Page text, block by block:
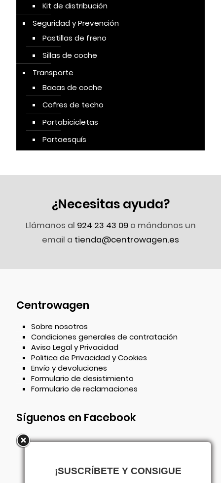
Kit de distribución
Seguridad y Prevención
Pastillas de freno
Sillas de coche
Transporte
Bacas de coche
Cofres de techo
Portabicicletas
Portaesquís
¿Necesitas ayuda?
Llámanos al 924 23 43 09o mándanos un
email a tienda@centrowagen.es
Centrowagen
Sobre nosotros
Condiciones generales de contratación
Aviso Legal y Privacidad
Politica de Privacidad y Cookies
Envío y devoluciones
Formulario de desistimiento
Formulario de reclamaciones
Síguenos en Facebook
¡SUSCRÍBETE Y CONSIGUE